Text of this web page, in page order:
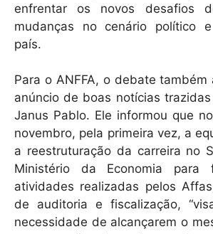
enfrentar os novos desafios
mudanças no cenário político
país.
Para o ANFFA, o debate
anúncio de boas notícias
Janus Pablo. Ele informou que
novembro, pela primeira vez, a
a reestruturação da carreira no
Ministério da Economia para
atividades realizadas pelos
de auditoria e fiscalização,
necessidade de alcançarem o